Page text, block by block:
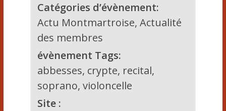
Catégories d’évènement:
Actu Montmartroise, Actualité
des membres
évènement Tags:
abbesses, crypte, recital,
soprano, violoncelle
Site :